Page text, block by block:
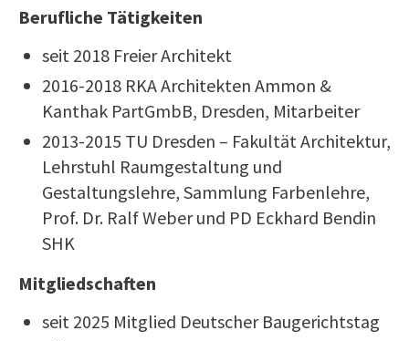
Berufliche Tätigkeiten
seit 2018 Freier Architekt
2016-2018 RKA Architekten Ammon &
Kanthak PartGmbB, Dresden, Mitarbeiter
2013-2015 TU Dresden – Fakultät Architektur,
Lehrstuhl Raumgestaltung und
Gestaltungslehre, Sammlung Farbenlehre,
Prof. Dr. Ralf Weber und PD Eckhard Bendin
SHK
Mitgliedschaften
seit 2025 Mitglied Deutscher Baugerichtstag